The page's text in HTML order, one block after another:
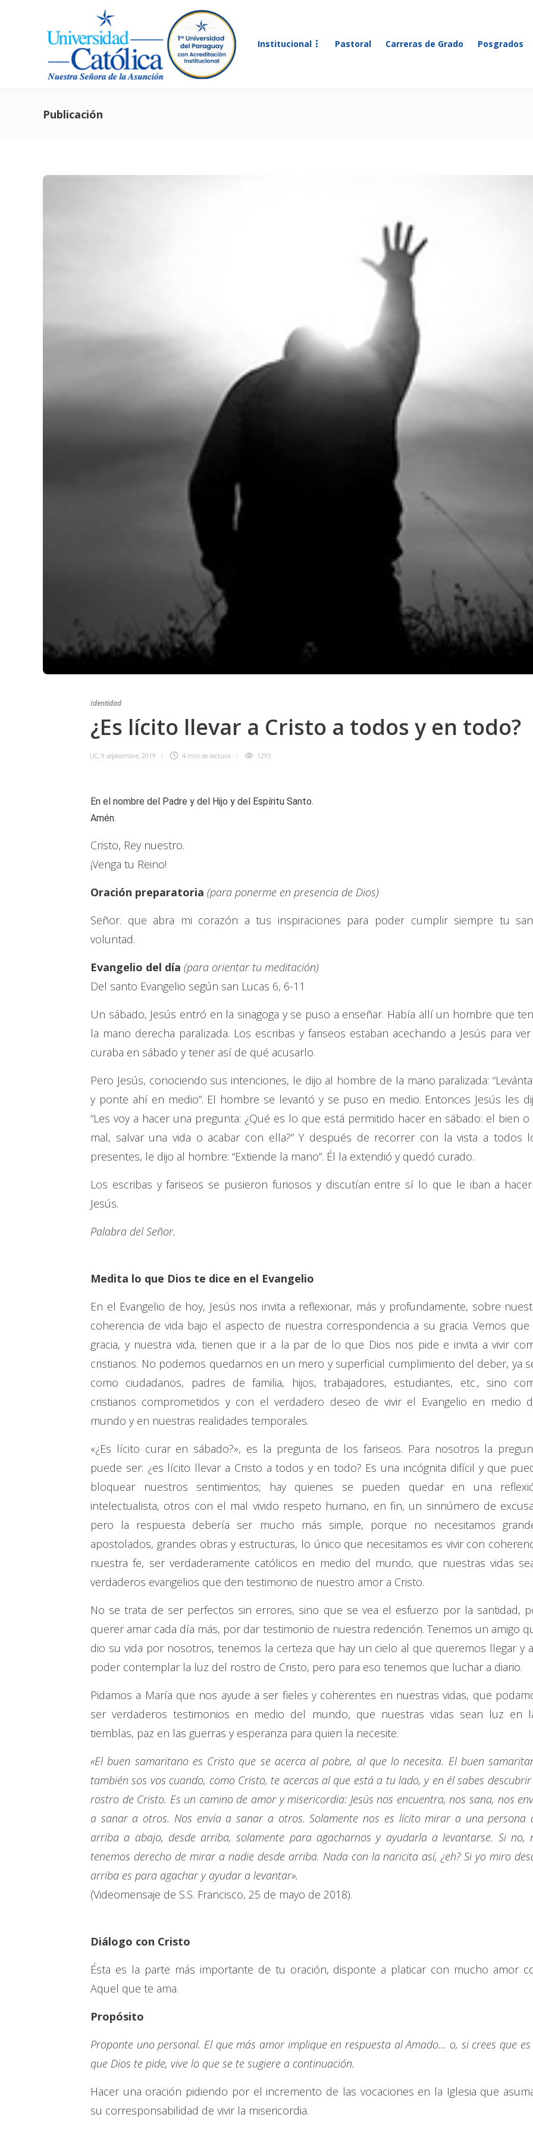
Institucional Pastoral Carreras de Grado Posgrados
Publicación
Identidad
¿Es lícito llevar a Cristo a todos y en todo?
UC, 9 septiembre, 2019 4 min de lectura 1293
En el nombre del Padre y del Hijo y del Espíritu Santo.
Amén.
Cristo, Rey nuestro.
¡Venga tu Reino!
Oración preparatoria (para ponerme en presencia de Dios)
Señor. que abra mi corazón a tus inspiraciones para poder cumplir siempre tu
voluntad.
Evangelio del día (para orientar tu meditación)
Del santo Evangelio según san Lucas 6, 6-11
Un sábado, Jesús entró en la sinagoga y se puso a enseñar. Había allí un hombre que
la mano derecha paralizada. Los escribas y fariseos estaban acechando a Jesús para ver
curaba en sábado y tener así de qué acusarlo.
Pero Jesús, conociendo sus intenciones, le dijo al hombre de la mano paralizada:
y ponte ahí en medio”. El hombre se levantó y se puso en medio. Entonces Jesús les
“Les voy a hacer una pregunta: ¿Qué es lo que está permitido hacer en sábado: el bien o
mal, salvar una vida o acabar con ella?” Y después de recorrer con la vista a todos
presentes, le dijo al hombre: “Extiende la mano”. Él la extendió y quedó curado.
Los escribas y fariseos se pusieron furiosos y discutían entre sí lo que le iban a
Jesús.
Palabra del Señor.
Medita lo que Dios te dice en el Evangelio
En el Evangelio de hoy, Jesús nos invita a reflexionar, más y profundamente, sobre
coherencia de vida bajo el aspecto de nuestra correspondencia a su gracia. Vemos que
gracia, y nuestra vida, tienen que ir a la par de lo que Dios nos pide e invita a vivir
cristianos. No podemos quedarnos en un mero y superficial cumplimiento del deber, ya
como ciudadanos, padres de familia, hijos, trabajadores, estudiantes, etc., sino
cristianos comprometidos y con el verdadero deseo de vivir el Evangelio en medio
mundo y en nuestras realidades temporales.
«¿Es lícito curar en sábado?», es la pregunta de los fariseos. Para nosotros la
puede ser: ¿es lícito llevar a Cristo a todos y en todo? Es una incógnita difícil y que
bloquear nuestros sentimientos; hay quienes se pueden quedar en una
intelectualista, otros con el mal vivido respeto humano, en fin, un sinnúmero de
pero la respuesta debería ser mucho más simple, porque no necesitamos
apostolados, grandes obras y estructuras, lo único que necesitamos es vivir con
nuestra fe, ser verdaderamente católicos en medio del mundo, que nuestras vidas
verdaderos evangelios que den testimonio de nuestro amor a Cristo.
No se trata de ser perfectos sin errores, sino que se vea el esfuerzo por la santidad,
querer amar cada día más, por dar testimonio de nuestra redención. Tenemos un amigo
dio su vida por nosotros, tenemos la certeza que hay un cielo al que queremos llegar y
poder contemplar la luz del rostro de Cristo, pero para eso tenemos que luchar a diario.
Pidamos a María que nos ayude a ser fieles y coherentes en nuestras vidas, que
ser verdaderos testimonios en medio del mundo, que nuestras vidas sean luz en
tiemblas, paz en las guerras y esperanza para quien la necesite.
«El buen samaritano es Cristo que se acerca al pobre, al que lo necesita. El buen
también sos vos cuando, como Cristo, te acercas al que está a tu lado, y en él sabes
rostro de Cristo. Es un camino de amor y misericordia: Jesús nos encuentra, nos sana, nos
a sanar a otros. Nos envía a sanar a otros. Solamente nos es lícito mirar a una persona
arriba a abajo, desde arriba, solamente para agacharnos y ayudarla a levantarse. Si no,
tenemos derecho de mirar a nadie desde arriba. Nada con la naricita así, ¿eh? Si yo miro
arriba es para agachar y ayudar a levantar».
(Videomensaje de S.S. Francisco, 25 de mayo de 2018).
Diálogo con Cristo
Ésta es la parte más importante de tu oración, disponte a platicar con mucho amor
Aquel que te ama.
Propósito
Proponte uno personal. El que más amor implique en respuesta al Amado… o, si crees que
que Dios te pide, vive lo que se te sugiere a continuación.
Hacer una oración pidiendo por el incremento de las vocaciones en la Iglesia que
su corresponsabilidad de vivir la misericordia.